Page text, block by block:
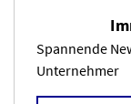
Spannende
Unternehmer